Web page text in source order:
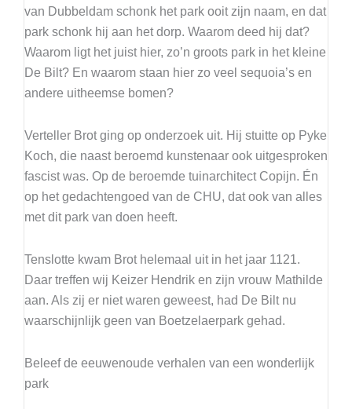
van Dubbeldam schonk het park ooit zijn naam, en dat
park schonk hij aan het dorp. Waarom deed hij dat?
Waarom ligt het juist hier, zo’n groots park in het kleine
De Bilt? En waarom staan hier zo veel sequoia’s en
andere uitheemse bomen?
Verteller Brot ging op onderzoek uit. Hij stuitte op Pyke
Koch, die naast beroemd kunstenaar ook uitgesproken
fascist was. Op de beroemde tuinarchitect Copijn. Én
op het gedachtengoed van de CHU, dat ook van alles
met dit park van doen heeft.
Tenslotte kwam Brot helemaal uit in het jaar 1121.
Daar treffen wij Keizer Hendrik en zijn vrouw Mathilde
aan. Als zij er niet waren geweest, had De Bilt nu
waarschijnlijk geen van Boetzelaerpark gehad.
Beleef de eeuwenoude verhalen van een wonderlijk
park